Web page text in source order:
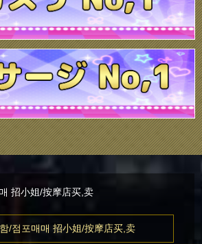
招小姐/按摩店买,卖
/점포매매 招小姐/按摩店买,卖